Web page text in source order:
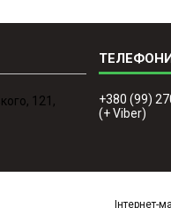
121,
+380 (99)
(+ Viber)